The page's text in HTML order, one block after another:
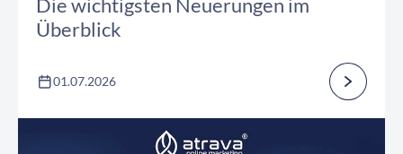
Überblick
01.07.2026